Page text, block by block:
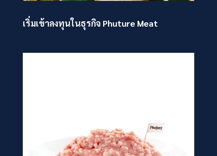
เริ่มเข้าลงทุนในธุรกิจ Phuture Meat